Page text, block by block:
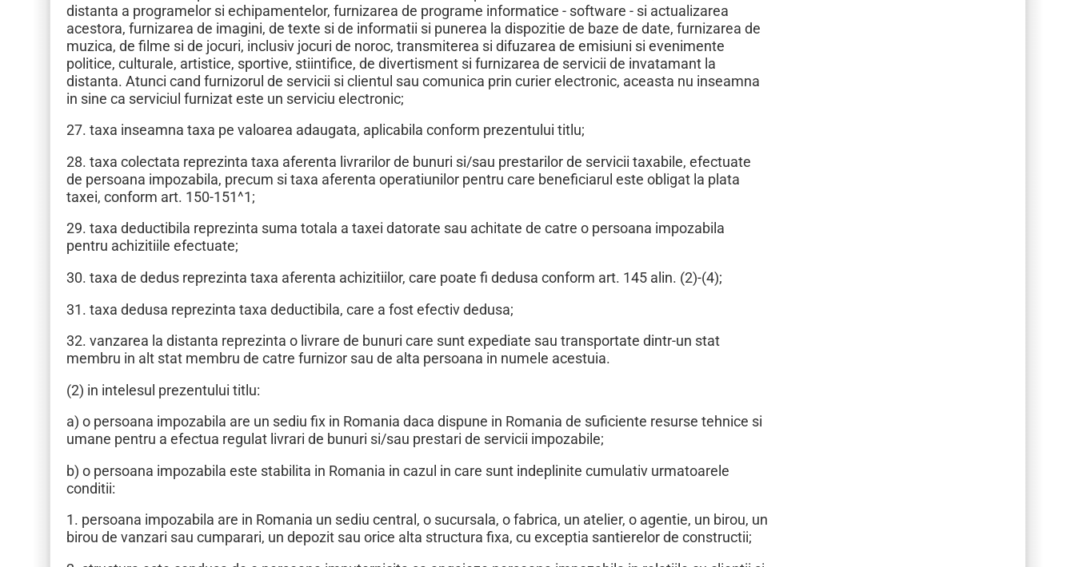
distanta a programelor si echipamentelor, furnizarea de programe informatice - software - si actualizarea
acestora, furnizarea de imagini, de texte si de informatii si punerea la dispozitie de baze de date, furnizarea de
muzica, de filme si de jocuri, inclusiv jocuri de noroc, transmiterea si difuzarea de emisiuni si evenimente
politice, culturale, artistice, sportive, stiintifice, de divertisment si furnizarea de servicii de invatamant la
distanta. Atunci cand furnizorul de servicii si clientul sau comunica prin curier electronic, aceasta nu inseamna
in sine ca serviciul furnizat este un serviciu electronic;
27. taxa inseamna taxa pe valoarea adaugata, aplicabila conform prezentului titlu;
28. taxa colectata reprezinta taxa aferenta livrarilor de bunuri si/sau prestarilor de servicii taxabile, efectuate
de persoana impozabila, precum si taxa aferenta operatiunilor pentru care beneficiarul este obligat la plata
taxei, conform art. 150-151^1;
29. taxa deductibila reprezinta suma totala a taxei datorate sau achitate de catre o persoana impozabila
pentru achizitiile efectuate;
30. taxa de dedus reprezinta taxa aferenta achizitiilor, care poate fi dedusa conform art. 145 alin. (2)-(4);
31. taxa dedusa reprezinta taxa deductibila, care a fost efectiv dedusa;
32. vanzarea la distanta reprezinta o livrare de bunuri care sunt expediate sau transportate dintr-un stat
membru in alt stat membru de catre furnizor sau de alta persoana in numele acestuia.
(2) in intelesul prezentului titlu:
a) o persoana impozabila are un sediu fix in Romania daca dispune in Romania de suficiente resurse tehnice si
umane pentru a efectua regulat livrari de bunuri si/sau prestari de servicii impozabile;
b) o persoana impozabila este stabilita in Romania in cazul in care sunt indeplinite cumulativ urmatoarele
conditii:
1. persoana impozabila are in Romania un sediu central, o sucursala, o fabrica, un atelier, o agentie, un birou, un
birou de vanzari sau cumparari, un depozit sau orice alta structura fixa, cu exceptia santierelor de constructii;